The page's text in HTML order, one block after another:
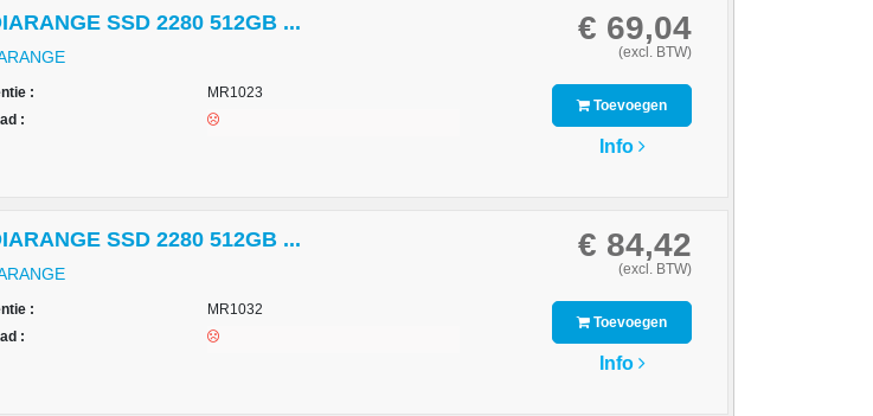
SSD 2280 512GB ...
:
MR1023
:
€ 69,04
(excl. BTW)
Toevoegen
Info
SSD 2280 512GB ...
:
MR1032
:
€ 84,42
(excl. BTW)
Toevoegen
Info